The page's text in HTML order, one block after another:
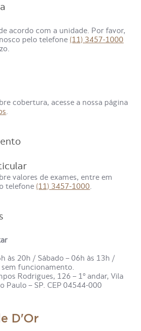
ser reagente ou não reagente.
e orientar os cuidados após o
o VDRL?
se o organismo apresenta
exames de rotina;
da resposta ao tratamento;
gravidez;
sugestivos da infecção;
antes da doação de sangue;
a identificar a infecção mais cedo
ao longo do tempo.
acordo com a unidade. Por favor,
pelo telefone(11) 3457-1000
cobertura, acesse a nossa página
valores de exames, entre em
telefone(11) 3457-1000
às 20h / Sábado – 06h às 13h /
funcionamento.
Rodrigues, 126 – 1º andar, Vila
Paulo – SP. CEP 04544-000
D'Or